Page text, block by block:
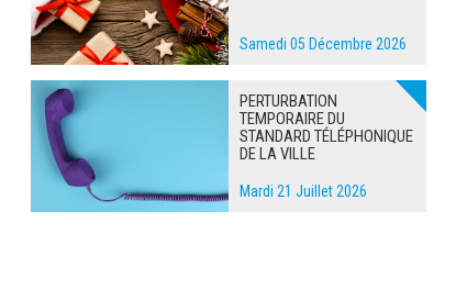
Samedi 05 Décembre 2026
PERTURBATION
TEMPORAIRE DU
STANDARD TÉLÉPHONIQUE
DE LA VILLE
Mardi 21 Juillet 2026